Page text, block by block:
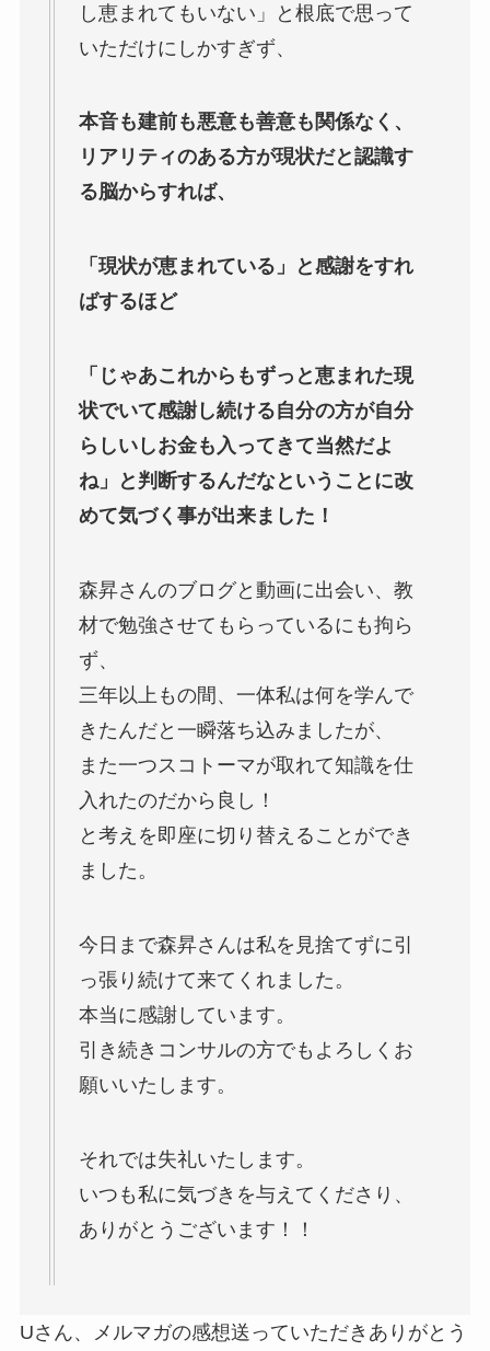
し恵まれてもいない」と根底で思って
いただけにしかすぎず、
本音も建前も悪意も善意も関係なく、
リアリティのある方が現状だと認識す
る脳からすれば、
「現状が恵まれている」と感謝をすれ
ばするほど
「じゃあこれからもずっと恵まれた現
状でいて感謝し続ける自分の方が自分
らしいしお金も入ってきて当然だよ
ね」と判断するんだなということに改
めて気づく事が出来ました！
森昇さんのブログと動画に出会い、教
材で勉強させてもらっているにも拘ら
ず、
三年以上もの間、一体私は何を学んで
きたんだと一瞬落ち込みましたが、
また一つスコトーマが取れて知識を仕
入れたのだから良し！
と考えを即座に切り替えることができ
ました。
今日まで森昇さんは私を見捨てずに引
っ張り続けて来てくれました。
本当に感謝しています。
引き続きコンサルの方でもよろしくお
願いいたします。
それでは失礼いたします。
いつも私に気づきを与えてくださり、
ありがとうございます！！
Uさん、メルマガの感想送っていただきありがとう